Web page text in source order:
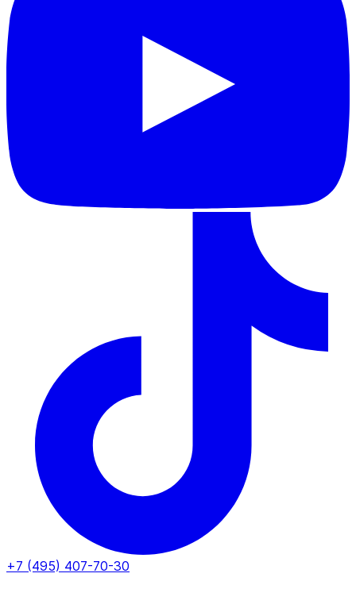
+7 (495) 407-70-30